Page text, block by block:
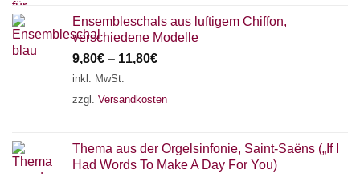
Ensembleschals aus luftigem Chiffon,
verschiedene Modelle
9,80€ – 11,80€
inkl. MwSt.
zzgl. Versandkosten
Thema aus der Orgelsinfonie, Saint-Saëns („If I
Had Words To Make A Day For You)